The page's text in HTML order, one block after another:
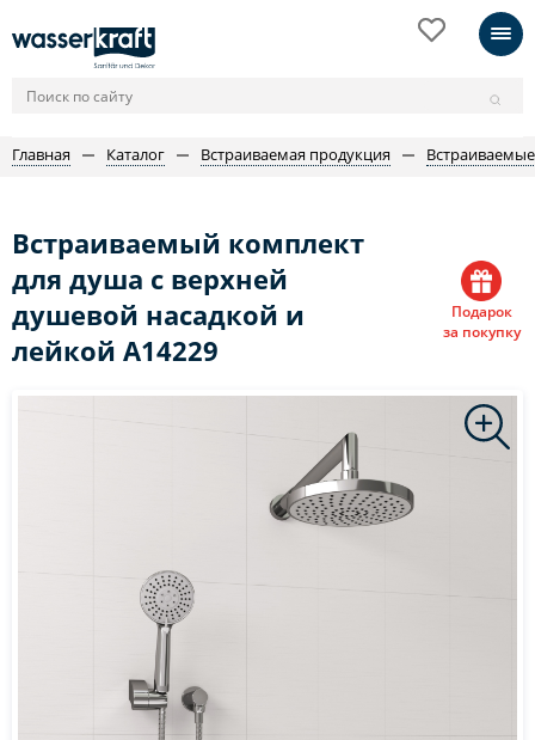
Главная Каталог Встраиваемая продукция
Встраиваемый комплект
для душа с верхней
душевой насадкой и
лейкой A14229
Подарок
за покупку